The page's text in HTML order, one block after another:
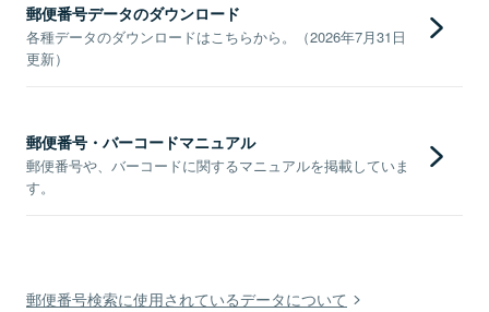
郵便番号データのダウンロード
各種データのダウンロードはこちらから。（2026年7月31日
更新）
郵便番号・バーコードマニュアル
郵便番号や、バーコードに関するマニュアルを掲載していま
す。
郵便番号検索に使用されているデータについて